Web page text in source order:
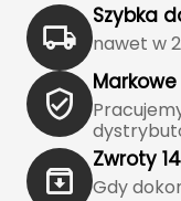
JOMA
Jetboil
Julbo
Szybka
nawet w
Zwroty
Gdy